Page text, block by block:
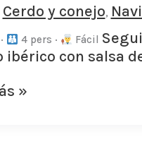
Cerdo y conejo,
4 pers · Fácil
ibérico con salsa
»